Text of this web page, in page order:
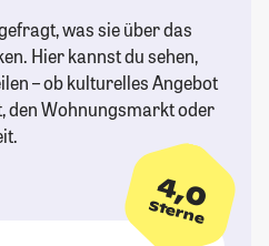
was sie über das
Hier kannst du sehen,
– ob kulturelles Angebot
den Wohnungsmarkt oder
4,0
Sterne